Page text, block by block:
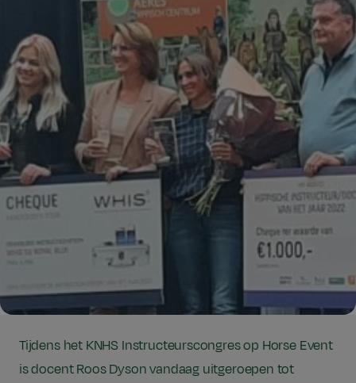
Tijdens het KNHS Instructeurscongres op Horse Event
is docent Roos Dyson vandaag uitgeroepen tot